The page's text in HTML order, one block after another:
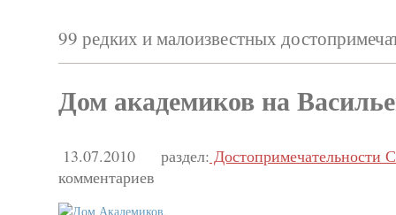
99 редких и малоизвестных
Дом академиков на
13.07.2010 раздел: Достопримечательности
комментариев